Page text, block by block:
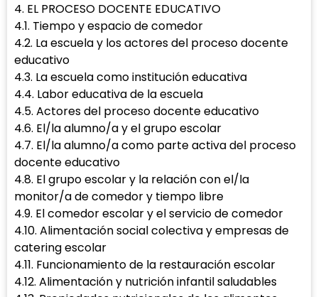
4. EL PROCESO DOCENTE EDUCATIVO
4.1. Tiempo y espacio de comedor
4.2. La escuela y los actores del proceso docente
educativo
4.3. La escuela como institución educativa
4.4. Labor educativa de la escuela
4.5. Actores del proceso docente educativo
4.6. El/la alumno/a y el grupo escolar
4.7. El/la alumno/a como parte activa del proceso
docente educativo
4.8. El grupo escolar y la relación con el/la
monitor/a de comedor y tiempo libre
4.9. El comedor escolar y el servicio de comedor
4.10. Alimentación social colectiva y empresas de
catering escolar
4.11. Funcionamiento de la restauración escolar
4.12. Alimentación y nutrición infantil saludables